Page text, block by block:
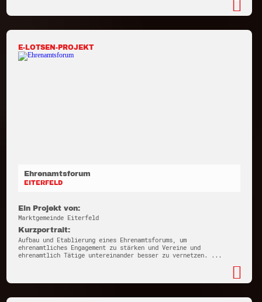
E-LOTSEN-PROJEKT
Ehrenamtsforum
EITERFELD
Ein Projekt von:
Marktgemeinde Eiterfeld
Kurzportrait:
Aufbau und Etablierung eines Ehrenamtsforums, um
ehrenamtliches Engagement zu stärken und Vereine und
ehrenamtlich Tätige untereinander besser zu vernetzen. ...